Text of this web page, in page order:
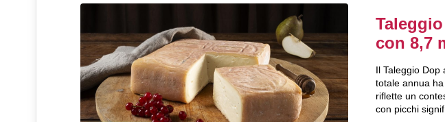
con 8,7
Il Taleggio Dop
totale annua
riflette un
con picchi